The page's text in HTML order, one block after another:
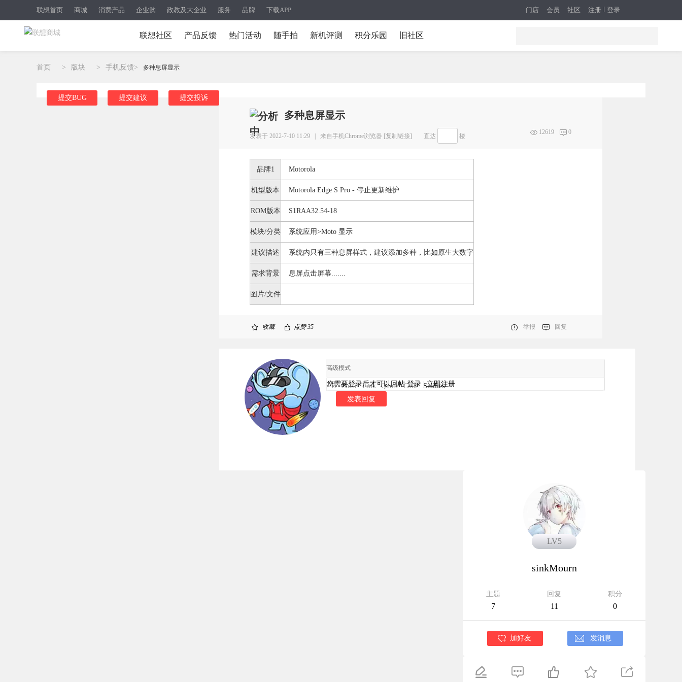
联想首页 商城 消费产品 企业购 政教及大企业 服务 品牌 下载APP 注册 登录
门店 会员 社区
联想社区 产品反馈 热门活动 随手拍 新机评测 积分乐园 旧社区
首页 > 版块 > 手机反馈> 多种息屏显示
提交BUG 提交建议 提交投诉
多种息屏显示
发表于 2022-7-10 11:29 | 来自手机Chrome浏览器 [复制链接] 直达 楼
12619 0
品牌1 Motorola
机型版本 Motorola Edge S Pro - 停止更新维护
ROM版本 S1RAA32.54-18
模块/分类 系统应用>Moto 显示
建议描述 系统内只有三种息屏样式，建议添加多种，比如原生大数字
需求背景 息屏点击屏幕.......
图片/文件
收藏 点赞35 举报 回复
高级模式
B Color Link Quote Code Smilies
您需要登录后才可以回帖登录 |立即注册
发表回复
LV5
LV5
sinkMourn
主题
7
回复
11
积分
0
加好友 发消息